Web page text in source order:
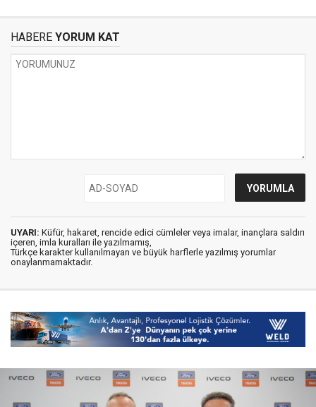
HABERE YORUM KAT
UYARI: Küfür, hakaret, rencide edici cümleler veya imalar, inançlara saldırı
içeren, imla kuralları ile yazılmamış,
Türkçe karakter kullanılmayan ve büyük harflerle yazılmış yorumlar
onaylanmamaktadır.